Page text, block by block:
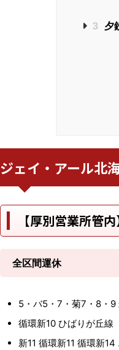
3 夕
ジェイ・アール北
【厚別営業所管
全区間運休
5・バ5・7・菊7・8・9
循環新10 ひばりが丘線
新11 循環新11 循環新